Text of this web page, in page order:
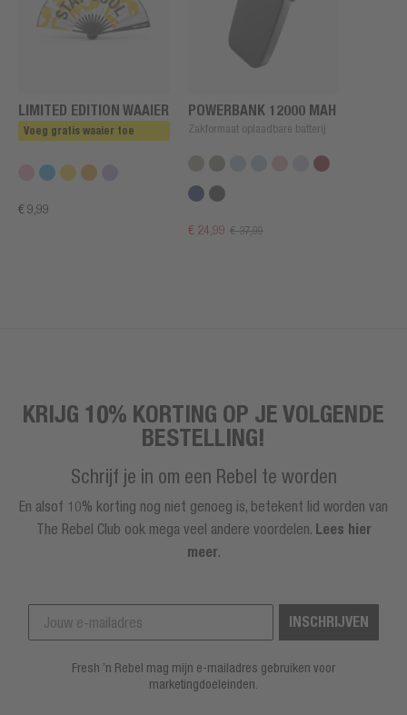
LIMITED EDITION WAAIER
Voeg gratis waaier toe
€ 9,99
POWERBANK 12000 MAH
Zakformaat oplaadbare batterij
€ 24,99 € 37,99
KRIJG 10% KORTING OP JE VOLGENDE
BESTELLING!
Schrijf je in om een Rebel te worden
En alsof 10% korting nog niet genoeg is, betekent lid worden van
The Rebel Club ook mega veel andere voordelen. Lees hier
meer.
INSCHRIJVEN
Fresh ’n Rebel mag mijn e-mailadres gebruiken voor
marketingdoeleinden.